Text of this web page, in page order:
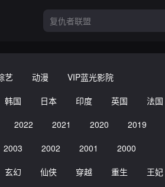
艺 动漫
VIP蓝光影院
韩国 日本 印度 英国 法国
2022 2021 2020 2019
2003 2002 2001
2000
玄幻 仙侠 穿越 重生 王妃